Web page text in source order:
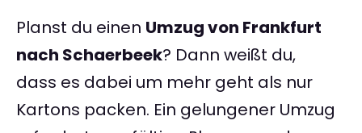
Planst du einen Umzug von Frankfurt
nach Schaerbeek? Dann weißt du,
dass es dabei um mehr geht als nur
Kartons packen. Ein gelungener Umzug